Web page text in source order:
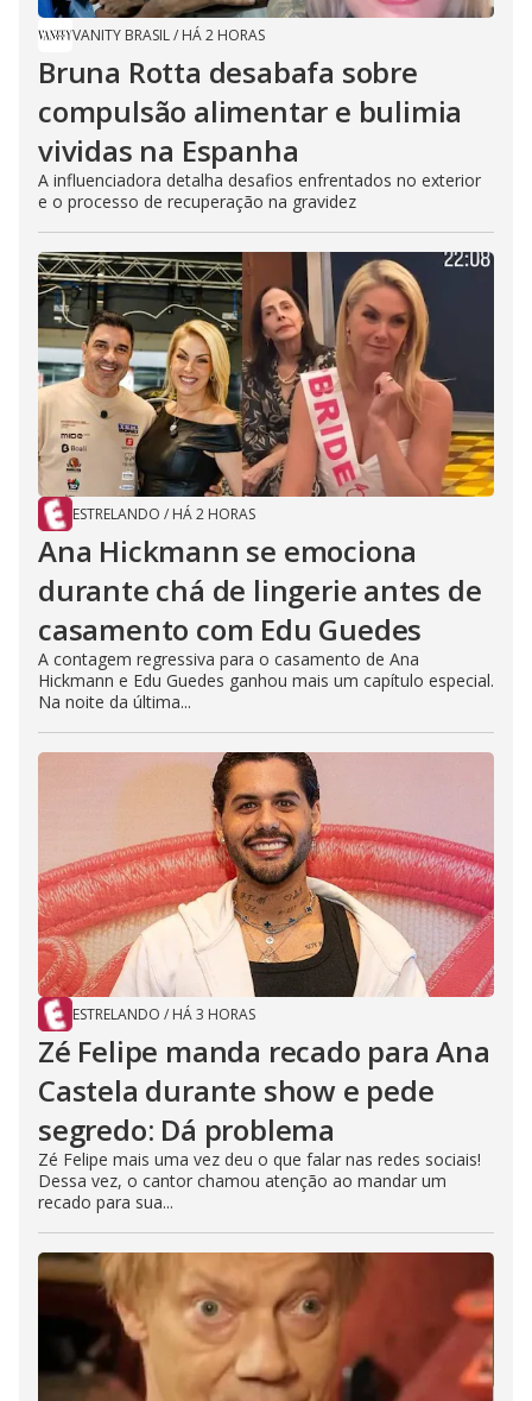
VANITY BRASIL/ HÁ 2 HORAS
Bruna Rotta desabafa sobre
compulsão alimentar e bulimia
vividas na Espanha
A influenciadora detalha desafios enfrentados no exterior
e o processo de recuperação na gravidez
ESTRELANDO / HÁ 2 HORAS
Ana Hickmann se emociona
durante chá de lingerie antes de
casamento com Edu Guedes
A contagem regressiva para o casamento de Ana
Hickmann e Edu Guedes ganhou mais um capítulo especial.
Na noite da última...
ESTRELANDO / HÁ 3 HORAS
Zé Felipe manda recado para Ana
Castela durante show e pede
segredo: Dá problema
Zé Felipe mais uma vez deu o que falar nas redes sociais!
Dessa vez, o cantor chamou atenção ao mandar um
recado para sua...